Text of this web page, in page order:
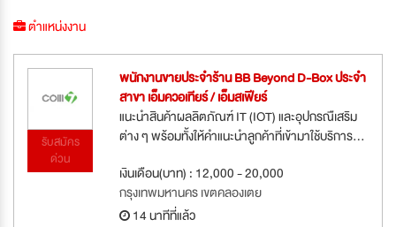
ตำแหน่งงาน
รับสมัคร
ด่วน
พนักงานขายประจำร้าน BB Beyond D-Box ประจำ
สาขา เอ็มควอเทียร์ / เอ็มสเฟียร์
แนะนำสินค้าผลลิตภัณฑ์ IT (IOT) และอุปกรณืเสริม
ต่าง ๆ พร้อมทั้งให้คำแนะนำลูกค้าที่เข้ามาใช้บริการ...
เงินเดือน(บาท) : 12,000 - 20,000
กรุงเทพมหานคร เขตคลองเตย
14 นาทีที่แล้ว